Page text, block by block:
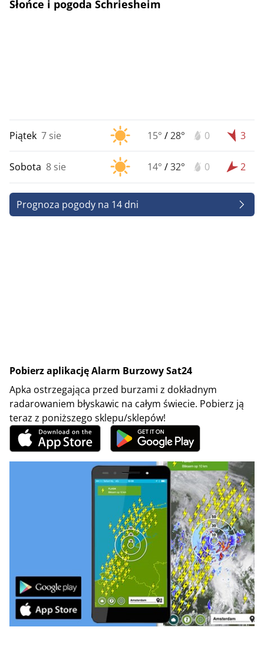
Słońce i pogoda Schriesheim
Piątek 7 sie 15° /28° 0 3
Sobota 8 sie 14° /32° 0 2
Prognoza pogody na 14 dni
Pobierz aplikację Alarm Burzowy Sat24
Apka ostrzegająca przed burzami z dokładnym
radarowaniem błyskawic na całym świecie. Pobierz ją
teraz z poniższego sklepu/sklepów!